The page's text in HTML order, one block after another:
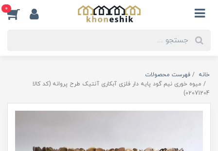
0
خانه
فهرست محصولات
میوه خوری نیم گود پایه دار فلزی آبکاری آنتیک طرح پروانه (کد کالا
02071204)